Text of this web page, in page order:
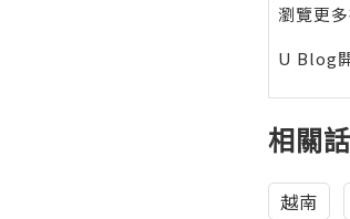
瀏覽更
U Blog
相關
越南